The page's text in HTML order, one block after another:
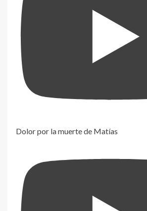
Dolor por la muerte de Matías